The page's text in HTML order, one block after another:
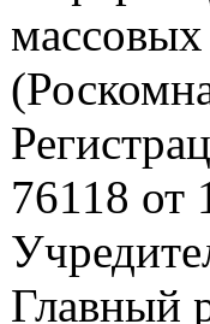
76118 от
Главный